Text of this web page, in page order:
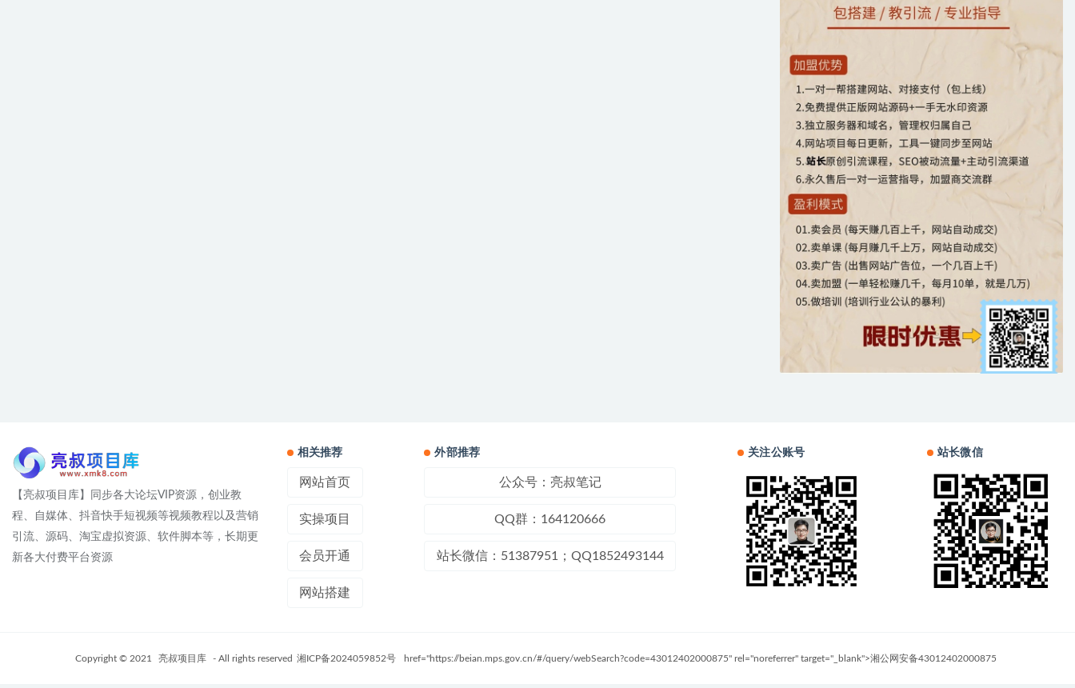
【亮叔项目库】同步各大论坛VIP资源，创业教
程、自媒体、抖音快手短视频等视频教程以及营销
引流、源码、淘宝虚拟资源、软件脚本等，长期更
新各大付费平台资源
相关推荐
网站首页
实操项目
会员开通
网站搭建
外部推荐
公众号：亮叔笔记
QQ群：164120666
站长微信：51387951；QQ1852493144
关注公账号 站长微信
Copyright © 2021 亮叔项目库 - All rights reserved 湘ICP备2024059852号 href="https://beian.mps.gov.cn/#/query/webSearch?code=43012402000875" rel="noreferrer" target="_blank">湘公网安备43012402000875